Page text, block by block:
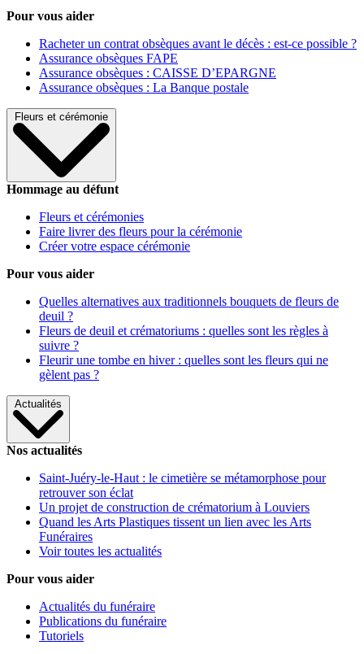
Pour vous aider
Racheter un contrat obsèques avant le décès : est-ce possible ?
Assurance obsèques FAPE
Assurance obsèques : CAISSE D’EPARGNE
Assurance obsèques : La Banque postale
Fleurs et cérémonie
Hommage au défunt
Fleurs et cérémonies
Faire livrer des fleurs pour la cérémonie
Créer votre espace cérémonie
Pour vous aider
Quelles alternatives aux traditionnels bouquets de fleurs de
deuil ?
Fleurs de deuil et crématoriums : quelles sont les règles à
suivre ?
Fleurir une tombe en hiver : quelles sont les fleurs qui ne
gèlent pas ?
Actualités
Nos actualités
Saint-Juéry-le-Haut : le cimetière se métamorphose pour
retrouver son éclat
Un projet de construction de crématorium à Louviers
Quand les Arts Plastiques tissent un lien avec les Arts
Funéraires
Voir toutes les actualités
Pour vous aider
Actualités du funéraire
Publications du funéraire
Tutoriels